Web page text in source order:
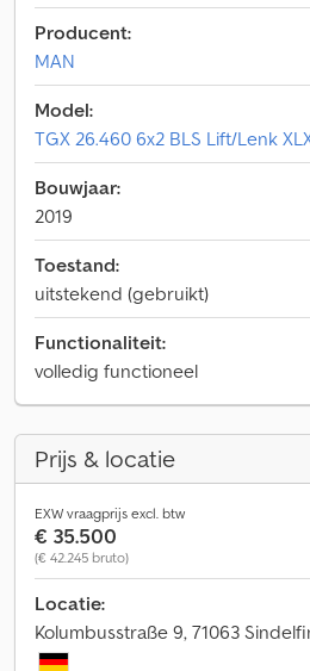
Producent:
MAN
Model:
TGX 26.460 6x2 BLS Lift/Lenk
Bouwjaar:
2019
Toestand:
uitstekend (gebruikt)
Functionaliteit:
volledig functioneel
Prijs & locatie
EXW vraagprijs excl. btw
€ 35.500
(€ 42.245 bruto)
Locatie:
Kolumbusstraße 9, 71063